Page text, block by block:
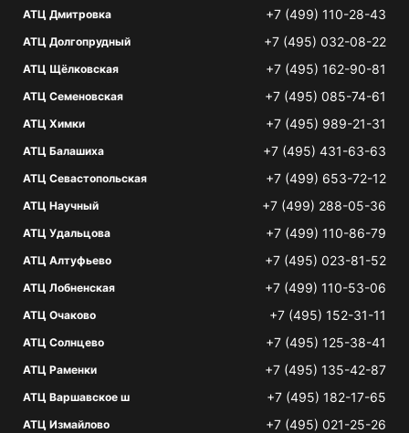
АТЦ Дмитровка +7 (499) 110-28-43
АТЦ Долгопрудный +7 (495) 032-08-22
АТЦ Щёлковская +7 (495) 162-90-81
АТЦ Семеновская +7 (495) 085-74-61
АТЦ Химки +7 (495) 989-21-31
АТЦ Балашиха +7 (495) 431-63-63
АТЦ Севастопольская +7 (499) 653-72-12
АТЦ Научный +7 (499) 288-05-36
АТЦ Удальцова +7 (499) 110-86-79
АТЦ Алтуфьево +7 (495) 023-81-52
АТЦ Лобненская +7 (499) 110-53-06
АТЦ Очаково +7 (495) 152-31-11
АТЦ Солнцево +7 (495) 125-38-41
АТЦ Раменки +7 (495) 135-42-87
АТЦ Варшавское ш +7 (495) 182-17-65
АТЦ Измайлово +7 (495) 021-25-26